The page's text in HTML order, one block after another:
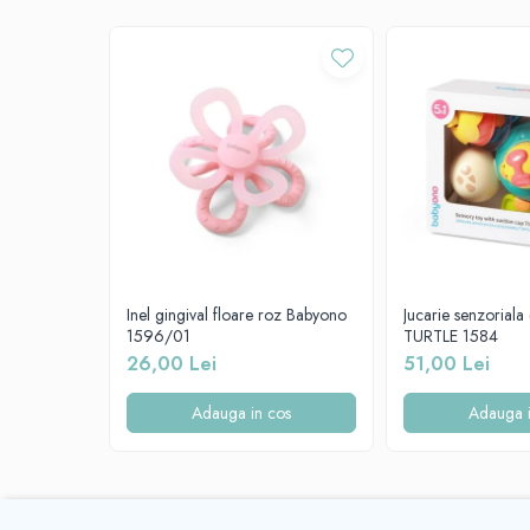
Sisteme de siguranta copii
Jucarii bip-bip si chitaitoare
Jucarii de agatat
Jucarii de atasament
Înainte de prima utilizare, opăriți produsul cu apă
bine și uscați.
Îndepărtați toate elementele de siguranță din jucărie
De fiecare dată când oferiți o jucărie unui copil,
ce observați primele semne de deteriorare.
Se recomanda joaca sub supravegherea unui adult.
Jucăria respectă standardul EN 71.
Vă recomandăm să păstrați ambalajul pentru referință.
Inel gingival floare roz Babyono
1596/01
26,00 Lei
Adauga in cos
Jucarie senzoriala
TURTLE 1584
51,00 Lei
Adauga